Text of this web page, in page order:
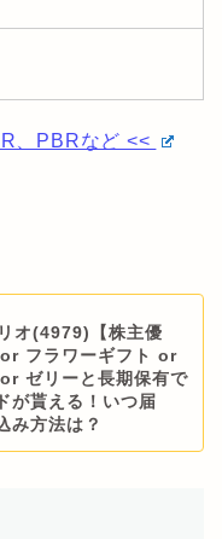
、PBRなど <<
オ(4979)【株主優
フラワーギフト or
ゼリーと長期保有で
が貰える！いつ届
み方法は？